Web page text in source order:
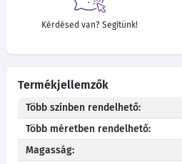
Kérdésed van? Segítünk!
Termékjellemzők
Több színben rendelhető:
Több méretben rendelhető:
Magasság: